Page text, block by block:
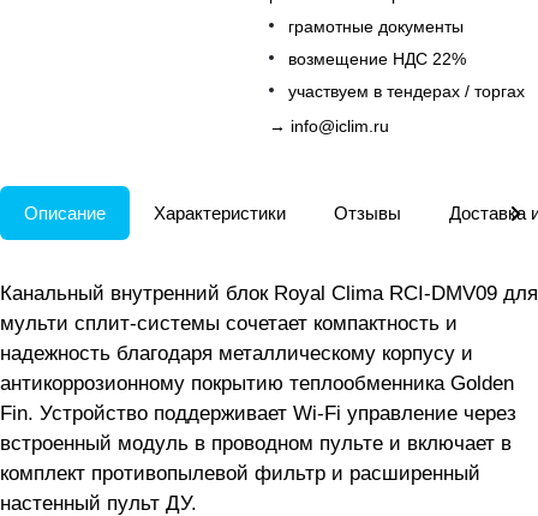
грамотные документы
возмещение НДС 22%
участвуем в тендерах / торгах
→ info@iclim.ru
Описание Характеристики Отзывы Доставка
Канальный внутренний блок Royal Clima RCI-DMV09 для
мульти сплит-системы сочетает компактность и
надежность благодаря металлическому корпусу и
антикоррозионному покрытию теплообменника Golden
Fin. Устройство поддерживает Wi-Fi управление через
встроенный модуль в проводном пульте и включает в
комплект противопылевой фильтр и расширенный
настенный пульт ДУ.